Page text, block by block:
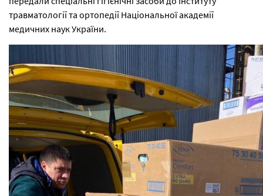
травматології та ортопедії Національної академії
медичних наук України.